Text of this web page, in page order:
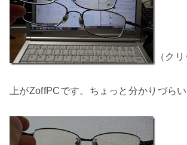
（ク
上がZoffPCです。ちょっと分かりづらい